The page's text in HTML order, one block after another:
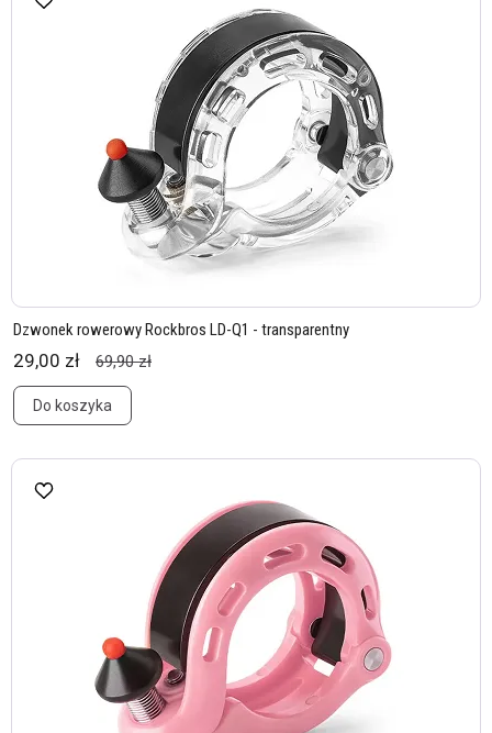
Dzwonek rowerowy Rockbros LD-Q1 - transparentny
29,00 zł 69,90 zł
Do koszyka